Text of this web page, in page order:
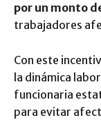
por un monto
trabajadores
Con este
la dinámica
funcionaria
para evitar